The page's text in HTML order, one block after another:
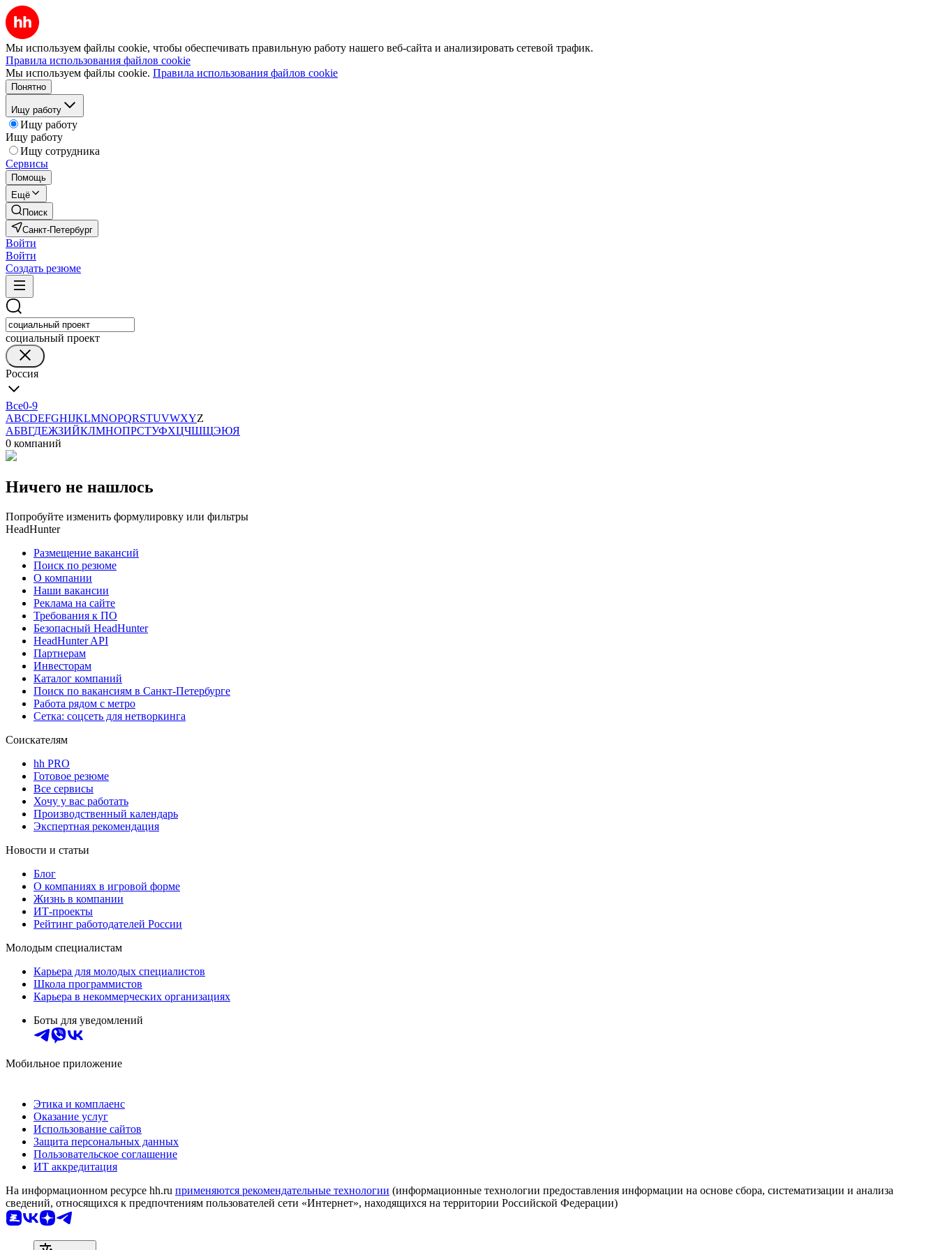
Мы используем файлы cookie, чтобы обеспечивать правильную работу нашего веб-сайта и анализировать сетевой трафик.
Правила использования файлов cookie
Мы используем файлы cookie. Правила использования файлов cookie
Понятно
Ищу работу
Ищу работу
Ищу работу
Ищу сотрудника
Сервисы
Помощь
Ещё
Поиск
Санкт-Петербург
Войти
Войти
Создать резюме
социальный проект
Россия
Все0-9
ABCDEFGHIJKLMNOPQRSTUVWXYZ
АБВГДЕЖЗИЙКЛМНОПРСТУФХЦЧШЩЭЮЯ
0 компаний
Ничего не нашлось
Попробуйте изменить формулировку или фильтры
HeadHunter
Размещение вакансий
Поиск по резюме
О компании
Наши вакансии
Реклама на сайте
Требования к ПО
Безопасный HeadHunter
HeadHunter API
Партнерам
Инвесторам
Каталог компаний
Поиск по вакансиям в Санкт-Петербурге
Работа рядом с метро
Сетка: соцсеть для нетворкинга
Соискателям
hh PRO
Готовое резюме
Все сервисы
Хочу у вас работать
Производственный календарь
Экспертная рекомендация
Новости и статьи
Блог
О компаниях в игровой форме
Жизнь в компании
ИТ-проекты
Рейтинг работодателей России
Молодым специалистам
Карьера для молодых специалистов
Школа программистов
Карьера в некоммерческих организациях
Боты для уведомлений
Мобильное приложение
Этика и комплаенс
Оказание услуг
Использование сайтов
Защита персональных данных
Пользовательское соглашение
ИТ аккредитация
На информационном ресурсе hh.ru применяются рекомендательные технологии (информационные технологии предоставления информации на основе сбора, систематизации и анализа
сведений, относящихся к предпочтениям пользователей сети «Интернет», находящихся на территории Российской Федерации)